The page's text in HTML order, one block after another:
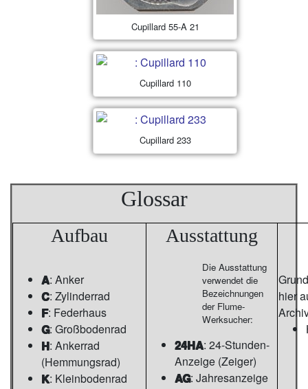
Cupillard 55-A 21
Cupillard 110
Cupillard 233
Glossar
Aufbau Ausstattung
A: Anker
C: Zylinderrad
F: Federhaus
G: Großbodenrad
H: Ankerrad
(Hemmungsrad)
K: Kleinbodenrad
Die Ausstattung
verwendet die
Bezeichnungen
der Flume-
Werksucher:
24HA: 24-Stunden-
Anzeige (Zeiger)
AG: Jahresanzeige
hier